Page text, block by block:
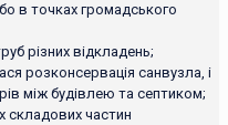
в точках громадського
різних відкладень;
розконсервація санвузла, і
між будівлею та септиком;
складових частин